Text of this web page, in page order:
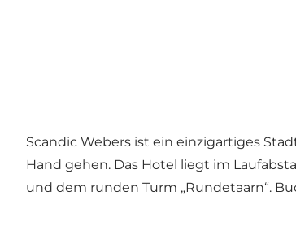
Scandic Webers ist ein einzigartiges
Hand gehen. Das Hotel liegt im
und dem runden Turm „Rundetaarn“.